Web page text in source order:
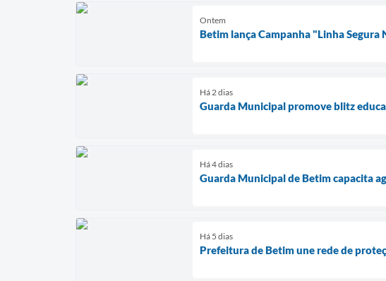
Ontem
Betim lança Campanha "Linha
Há 2 dias
Guarda Municipal promove blitz
Há 4 dias
Guarda Municipal de Betim capacita
Há 5 dias
Prefeitura de Betim une rede de